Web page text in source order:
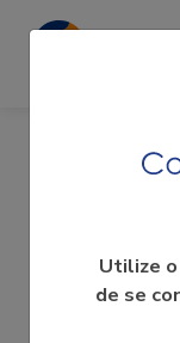
A
Utilize
de se